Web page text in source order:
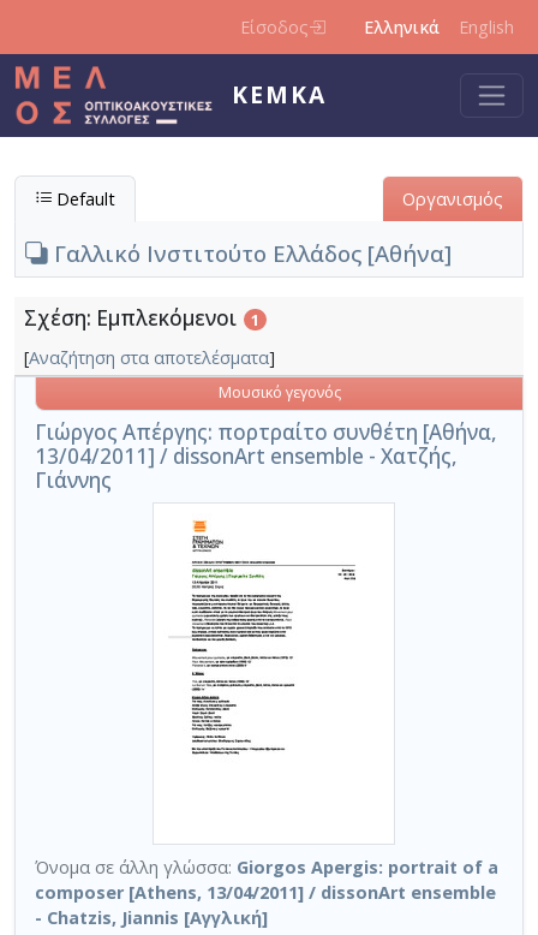
Είσοδος Ελληνικά English
ΚΕΜΚΑ
Default Οργανισμός
Γαλλικό Ινστιτούτο Ελλάδος [Αθήνα]
Σχέση: Εμπλεκόμενοι 1
[Αναζήτηση στα αποτελέσματα]
Γιώργος Απέργης: πορτραίτο συνθέτη [Αθήνα,
13/04/2011] / dissonArt ensemble - Χατζής,
Γιάννης
Μουσικό γεγονός
Όνομα σε άλλη γλώσσα: Giorgos Apergis: portrait of a
composer [Athens, 13/04/2011] / dissonArt ensemble
- Chatzis, Jiannis [Αγγλική]